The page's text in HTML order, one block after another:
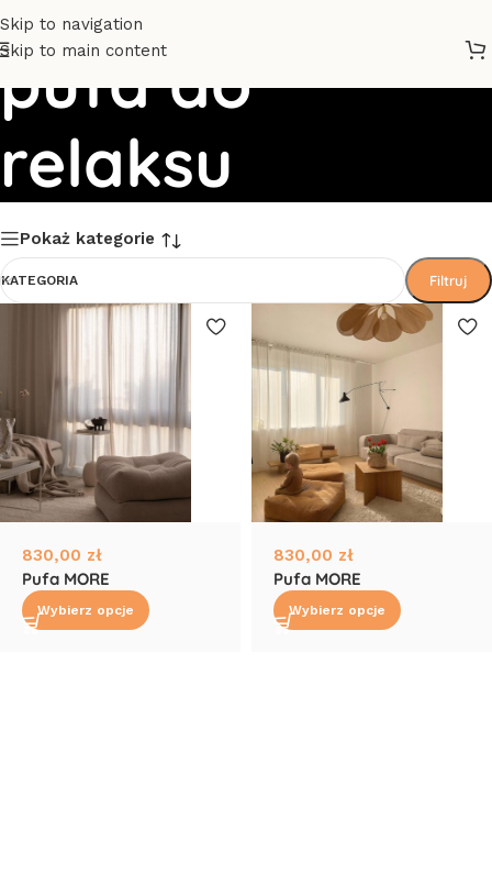
Skip to navigation
Skip to main content
pufa do
relaksu
Pokaż kategorie
KATEGORIA Filtruj
830,00 zł
Pufa MORE
Wybierz opcje
830,00 zł
Pufa MORE
Wybierz opcje